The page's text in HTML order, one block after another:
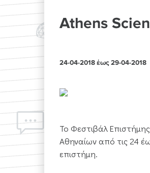
Athens
24-04-2018έως29-04-2018
Το Φεστιβάλ
Αθηναίων από τις 24
επιστήμη.